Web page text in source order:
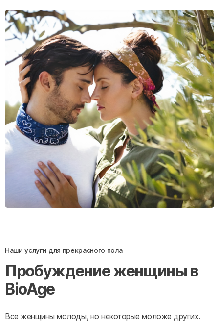
Наши услуги для прекрасного пола
Пробуждение женщины в
BioAge
Все женщины молоды, но некоторые моложе других.